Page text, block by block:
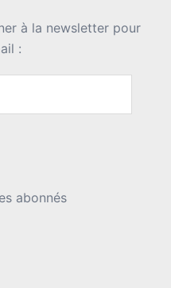
à la newsletter pour
:
abonnés